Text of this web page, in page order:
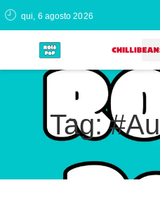
qui, 6 agosto 2026
Tag: